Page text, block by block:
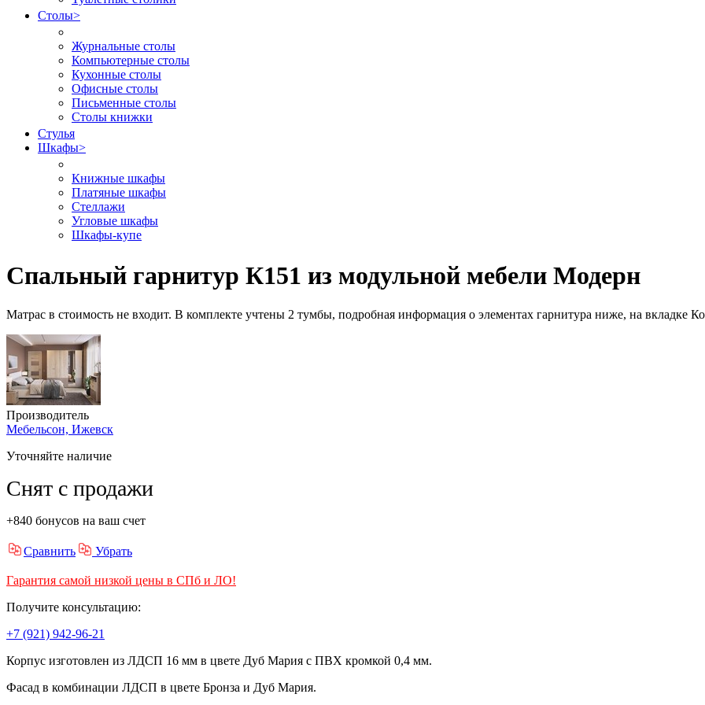
Столы>
Журнальные столы
Компьютерные столы
Кухонные столы
Офисные столы
Письменные столы
Столы книжки
Стулья
Шкафы>
Книжные шкафы
Платяные шкафы
Стеллажи
Угловые шкафы
Шкафы-купе
Cпальный гарнитур К151 из модульной мебели Модерн
Матрас в стоимость не входит. В комплекте учтены 2 тумбы, подробная информация о элементах гарнитура ниже, на вкладке
Производитель
Мебельсон, Ижевск
Уточняйте наличие
Снят с продажи
+840 бонусов на ваш счет
Сравнить Убрать
Гарантия самой низкой цены в СПб и ЛО!
Получите консультацию:
+7 (921) 942-96-21
Корпус изготовлен из ЛДСП 16 мм в цвете Дуб Мария с ПВХ кромкой 0,4 мм.
Фасад в комбинации ЛДСП в цвете Бронза и Дуб Мария.